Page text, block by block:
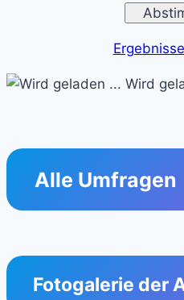
Wird
Alle Umfragen
Fotogalerie der